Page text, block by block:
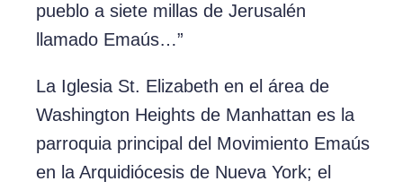
pueblo a siete millas de Jerusalén
llamado Emaús…”
La Iglesia St. Elizabeth en el área de
Washington Heights de Manhattan es la
parroquia principal del Movimiento Emaús
en la Arquidiócesis de Nueva York; el